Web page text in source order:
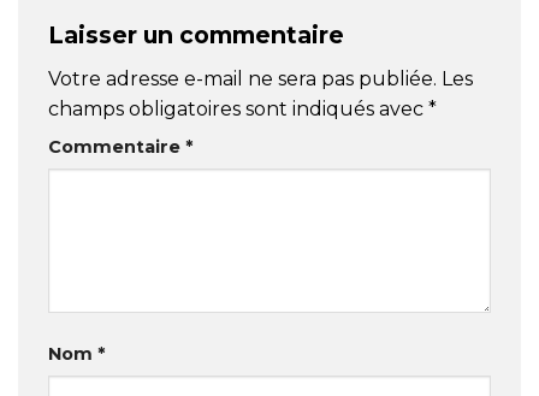
Laisser un commentaire
Votre adresse e-mail ne sera pas publiée. Les
champs obligatoires sont indiqués avec *
Commentaire *
Nom *